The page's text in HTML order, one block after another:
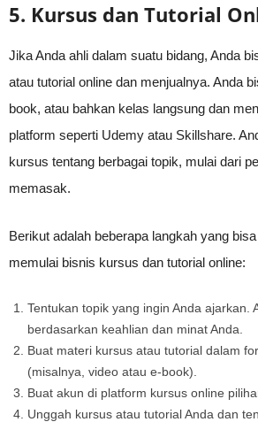
5. Kursus dan Tutorial
Jika Anda ahli dalam suatu bidang, Anda
atau tutorial online dan menjualnya. Anda
book, atau bahkan kelas langsung dan
platform seperti Udemy atau Skillshare.
kursus tentang berbagai topik, mulai dari
memasak.
Berikut adalah beberapa langkah yang
memulai bisnis kursus dan tutorial online:
Tentukan topik yang ingin Anda ajarkan.
berdasarkan keahlian dan minat Anda.
Buat materi kursus atau tutorial dalam
(misalnya, video atau e-book).
Buat akun di platform kursus online
Unggah kursus atau tutorial Anda dan